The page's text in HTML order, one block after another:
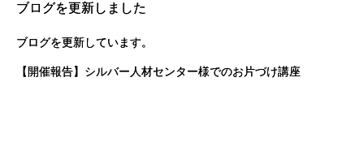
ブログを更新しました
ブログを更新しています。
【開催報告】シルバー人材センター様でのお片づけ講座